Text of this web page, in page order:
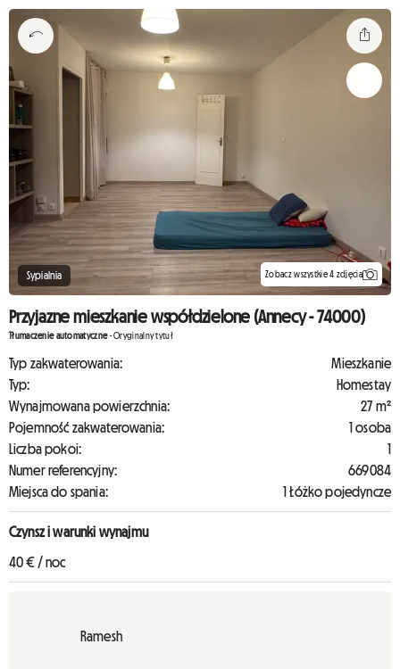
Sypialnia Zobacz wszystkie 4 zdjęcia
Przyjazne mieszkanie współdzielone (Annecy - 74000)
Tłumaczenie automatyczne-Oryginalny tytuł
Typ zakwaterowania:
Mieszkanie
Typ:
Homestay
Wynajmowana powierzchnia:
27 m²
Pojemność zakwaterowania:
1 osoba
Liczba pokoi:
1
Numer referencyjny:
669084
Miejsca do spania:
1 Łóżko pojedyncze
Czynsz i warunki wynajmu
40 € / noc
Ramesh